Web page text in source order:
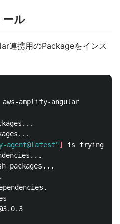
ル
連携用のPackageをインス
amplify-angular
agent@latest" ]
is trying to
packages...